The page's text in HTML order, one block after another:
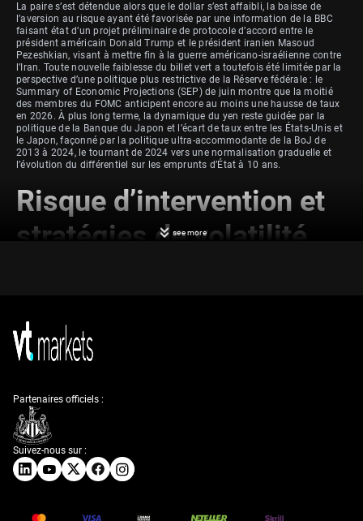
La paire s’est détendue alors que le dollar s’est affaibli, la baisse de
l’aversion au risque ayant été favorisée par une information de la BBC
faisant état d’un projet préliminaire de protocole d’accord entre le
président américain Donald Trump et le président iranien Masoud
Pezeshkian, visant à mettre fin à la guerre américano-israélienne contre
l’Iran. Toute nouvelle faiblesse du billet vert a toutefois été limitée par la
perspective d’une politique plus restrictive de la Réserve fédérale : le
Summary of Economic Projections (SEP) de juin montre que la moitié
des membres du FOMC anticipent encore au moins une hausse de taux
en 2026. À plus long terme, la dynamique du yen reste guidée par la
politique de la Banque du Japon et l’écart de taux entre les États-Unis et
le Japon, façonné par la politique ultra-accommodante de la BoJ de
2013 à 2024, le tournant de 2024 vers une normalisation graduelle et
l’évolution du différentiel sur les emprunts d’État à 10 ans.
Risque d’intervention et
stratégies de volatilité
de 3 à 5 yens est un scénario tout à fait plausible si le ministère des
Finances décide d’agir. Dans ce contexte, l’achat d’options put sur
l’USD/JPY apparaît comme une stratégie pertinente pour se couvrir — ou
tirer parti — d’un retournement marqué dans les prochains jours.
la hausse des prix des options. La volatilité implicite à un mois sur
l’USD/JPY est passée au-dessus de 11 %, un niveau suggérant que les
opérateurs se préparent à un mouvement de grande ampleur. Nous
estimons que des stratégies profitant de cette volatilité, comme l’achat
de straddles, sont prudentes, car elles permettent de bénéficier d’un
mouvement conséquent, que la paire s’envole ou qu’elle décroche sous
l’effet d’une intervention.
see more
Suivez-nous sur :
Partenaires officiels :